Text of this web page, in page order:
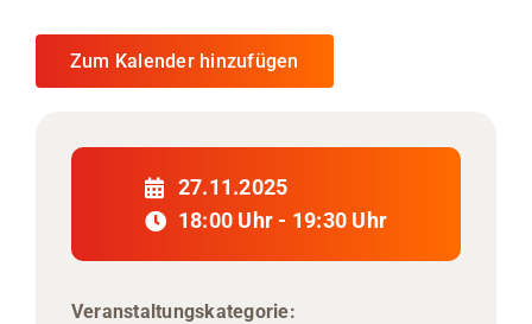
Zum Kalender hinzufügen
27.11.2025
18:00 Uhr - 19:30 Uhr
Veranstaltungskategorie: